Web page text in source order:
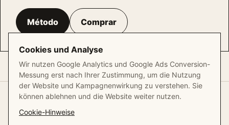
Método Comprar
Cookies und Analyse
Wir nutzen Google Analytics und Google Ads Conversion-
Messung erst nach Ihrer Zustimmung, um die Nutzung
der Website und Kampagnenwirkung zu verstehen. Sie
können ablehnen und die Website weiter nutzen.
Cookie-Hinweise